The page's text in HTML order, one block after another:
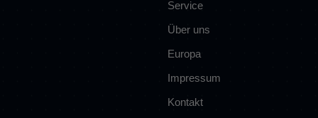
Service
Über uns
Europa
Impressum
Kontakt